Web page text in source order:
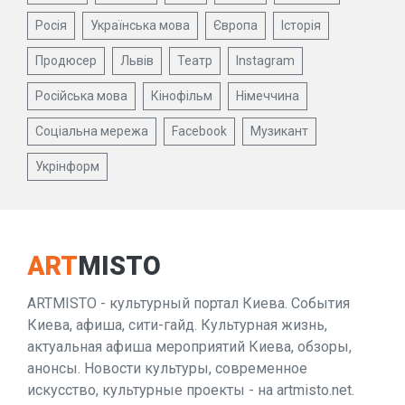
Росія Українська мова Європа Історія
Продюсер Львів Театр Instagram
Російська мова Кінофільм Німеччина
Соціальна мережа Facebook Музикант
Укрінформ
ARTMISTO
ARTMISTO - культурный портал Киева. События
Киева, афиша, сити-гайд. Культурная жизнь,
актуальная афиша мероприятий Киева, обзоры,
анонсы. Новости культуры, современное
искусство, культурные проекты - на artmisto.net.